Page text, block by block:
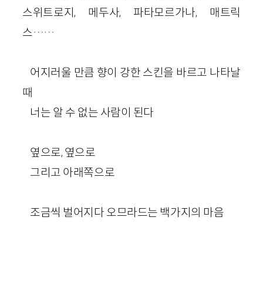
스위트로지, 메두사, 파타모르가나, 매트릭
스……
어지러울 만큼 향이 강한 스킨을 바르고 나타날
때
너는 알 수 없는 사람이 된다
옆으로, 옆으로
그리고 아래쪽으로
조금씩 벌어지다 오므라드는 백가지의 마음